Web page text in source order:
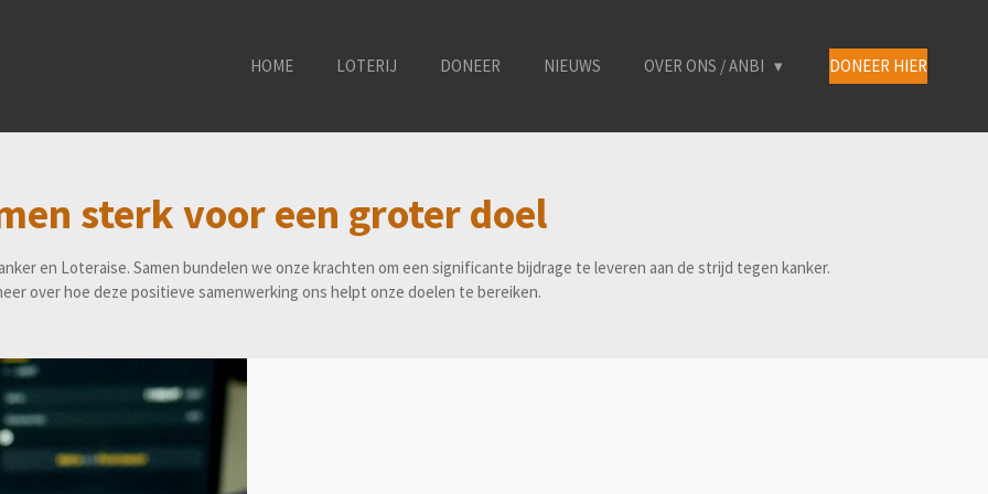
HOME LOTERIJ DONEER NIEUWS OVER ONS / ANBI DONEER HIER
sterk voor een groter doel
en Loteraise. Samen bundelen we onze krachten om een significante bijdrage te leveren aan de strijd tegen kanker.
over hoe deze positieve samenwerking ons helpt onze doelen te bereiken.